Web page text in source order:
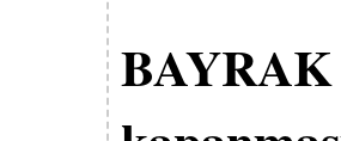
BAYRAK